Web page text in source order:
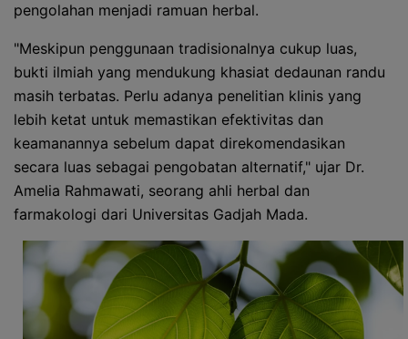
pengolahan menjadi ramuan herbal.
"Meskipun penggunaan tradisionalnya cukup luas,
bukti ilmiah yang mendukung khasiat dedaunan randu
masih terbatas. Perlu adanya penelitian klinis yang
lebih ketat untuk memastikan efektivitas dan
keamanannya sebelum dapat direkomendasikan
secara luas sebagai pengobatan alternatif," ujar Dr.
Amelia Rahmawati, seorang ahli herbal dan
farmakologi dari Universitas Gadjah Mada.